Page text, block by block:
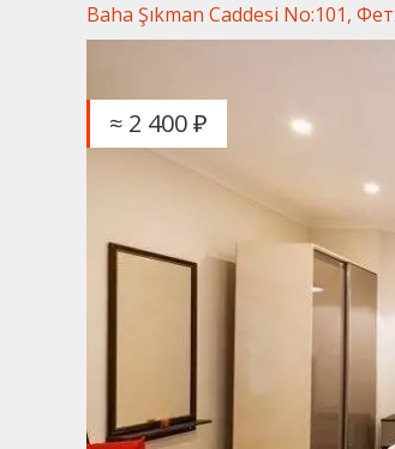
Baha Şıkman Caddesi No:101,
≈ 2 400 ₽